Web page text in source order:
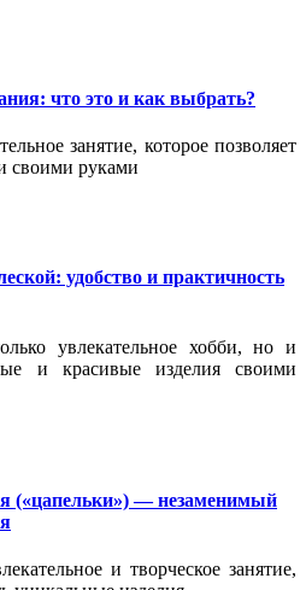
что это и как выбрать?
занятие, которое позволяет
своими руками
удобство и практичность
увлекательное хобби, но и
и красивые изделия своими
— незаменимый
и творческое занятие,